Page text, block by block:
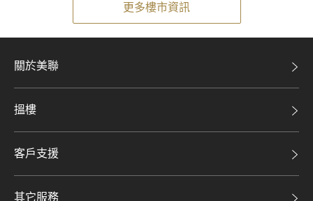
更多樓市資訊
關於美聯
美聯集團
集團動態
人才招募
網站地圖
搵樓
二手盤
買賣流程
客戶支援
自助放盤
其它服務